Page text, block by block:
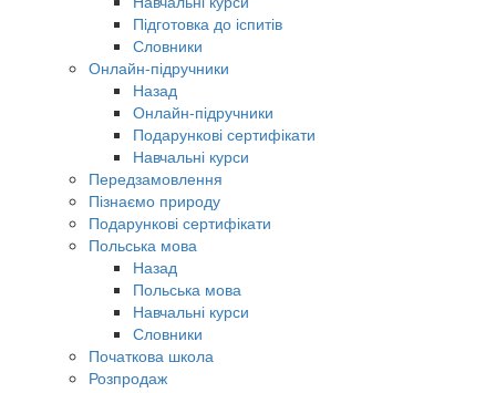
Підготовка до іспитів
Словники
Онлайн-підручники
Назад
Онлайн-підручники
Подарункові сертифікати
Навчальні курси
Передзамовлення
Пізнаємо природу
Подарункові сертифікати
Польська мова
Назад
Польська мова
Навчальні курси
Словники
Початкова школа
Розпродаж